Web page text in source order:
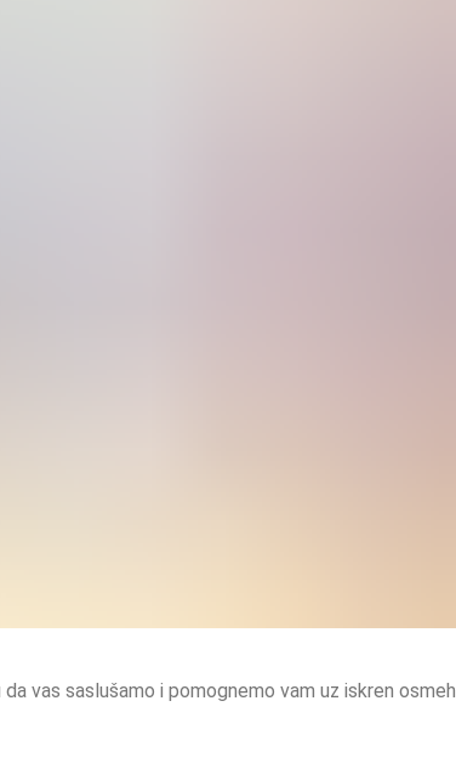
vas saslušamo i pomognemo vam uz iskren osmeh.